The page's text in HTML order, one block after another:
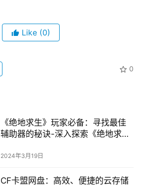
Like (0)
0
《绝地求生》玩家必备：寻找最佳
辅助器的秘诀-深入探索《绝地求
2024年3月19日
CF卡盟网盘：高效、便捷的云存储